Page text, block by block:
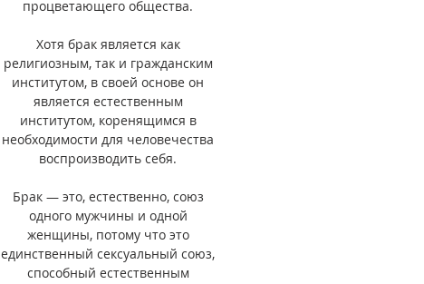
процветающего общества.
Хотя брак является как
религиозным, так и гражданским
институтом, в своей основе он
является естественным
институтом, коренящимся в
необходимости для человечества
воспроизводить себя.
Брак — это, естественно, союз
одного мужчины и одной
женщины, потому что это
единственный сексуальный союз,
способный естественным